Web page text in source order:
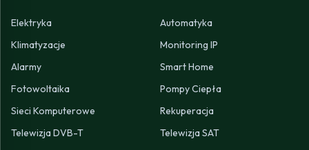
Elektryka
Automatyka
Klimatyzacje
Monitoring IP
Alarmy
Smart Home
Fotowoltaika
Pompy Ciepła
Sieci Komputerowe
Rekuperacja
Telewizja DVB-T
Telewizja SAT